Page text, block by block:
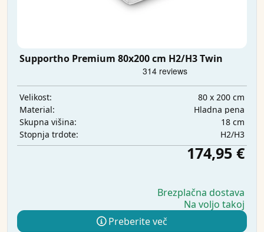
Supportho Premium 80x200 cm H2/H3 Twin
Velikost:
80 x 200 cm
Material:
Hladna pena
Skupna višina:
18 cm
Stopnja trdote:
H2/H3
174,95 €
Brezplačna dostava
Na voljo takoj
Preberite več